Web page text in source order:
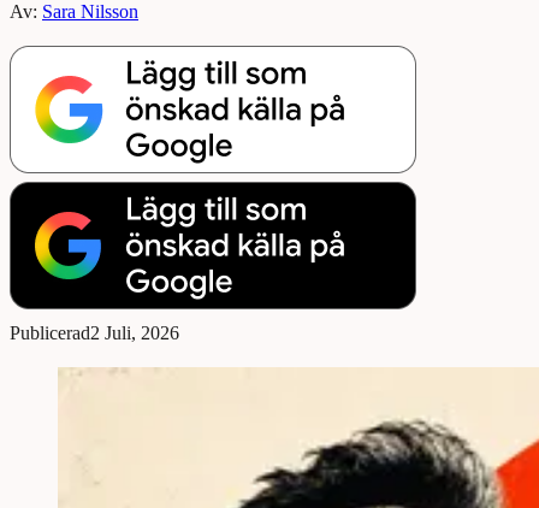
Av: Sara Nilsson
Publicerad2 Juli, 2026